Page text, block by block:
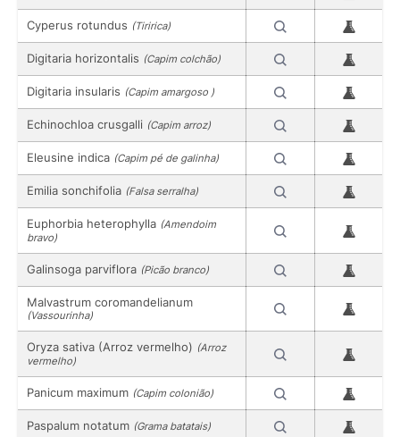
Cyperus rotundus (Tiririca)
Digitaria horizontalis (Capim colchão)
Digitaria insularis (Capim amargoso )
Echinochloa crusgalli (Capim arroz)
Eleusine indica (Capim pé de galinha)
Emilia sonchifolia (Falsa serralha)
Euphorbia heterophylla (Amendoim
bravo)
Galinsoga parviflora (Picão branco)
Malvastrum coromandelianum
(Vassourinha)
Oryza sativa (Arroz vermelho) (Arroz
vermelho)
Panicum maximum (Capim colonião)
Paspalum notatum (Grama batatais)